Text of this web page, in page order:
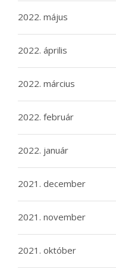
2022. május
2022. április
2022. március
2022. február
2022. január
2021. december
2021. november
2021. október